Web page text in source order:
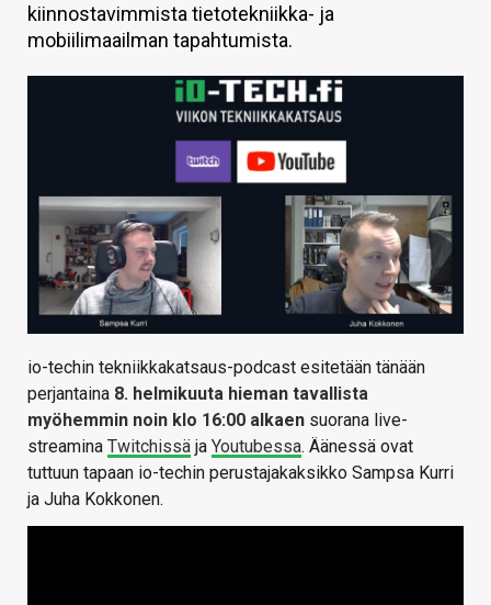
KAUPPA
VAIHDA TEEMA
kiinnostavimmista tietotekniikka- ja
mobiilimaailman tapahtumista.
io-techin tekniikkakatsaus-podcast esitetään tänään
perjantaina 8. helmikuuta hieman tavallista
myöhemmin noin klo 16:00 alkaen suorana live-
streamina Twitchissä ja Youtubessa. Äänessä ovat
tuttuun tapaan io-techin perustajakaksikko Sampsa Kurri
ja Juha Kokkonen.